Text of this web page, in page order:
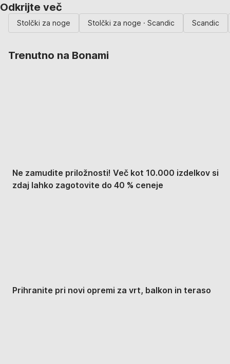
Odkrijte več
Stolčki za noge Stolčki za noge · Scandic Scandic
Trenutno na Bonami
Ne zamudite priložnosti! Več kot 10.000 izdelkov si
zdaj lahko zagotovite do 40 % ceneje
Prihranite pri novi opremi za vrt, balkon in teraso